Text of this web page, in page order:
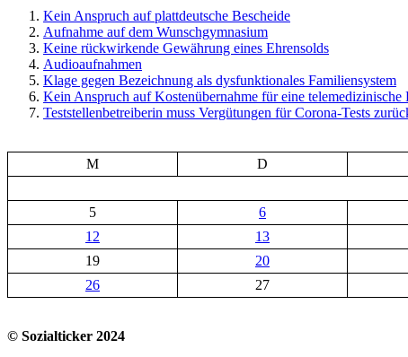
Kein Anspruch auf plattdeutsche Bescheide
Aufnahme auf dem Wunschgymnasium
Keine rückwirkende Gewährung eines Ehrensolds
Audioaufnahmen
Klage gegen Bezeichnung als dysfunktionales Familiensystem
Kein Anspruch auf Kostenübernahme für eine
Teststellenbetreiberin muss Vergütungen für Corona-Tests
M
D
5
6
12
13
19
20
26
27
© Sozialticker 2024